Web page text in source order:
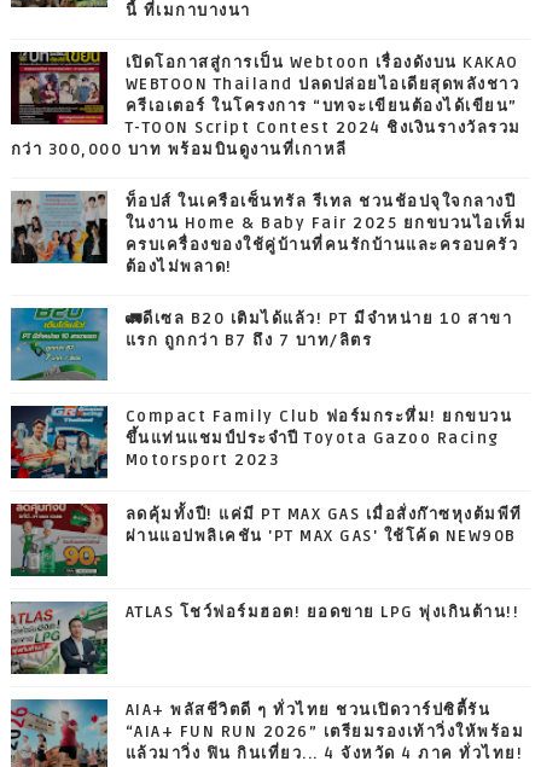
นี้ ที่เมกาบางนา
เปิดโอกาสสู่การเป็น Webtoon เรื่องดังบน KAKAO
WEBTOON Thailand ปลดปล่อยไอเดียสุดพลังชาว
ครีเอเตอร์ ในโครงการ “บทจะเขียนต้องได้เขียน”
T-TOON Script Contest 2024 ชิงเงินรางวัลรวม
กว่า 300,000 บาท พร้อมบินดูงานที่เกาหลี
ท็อปส์ ในเครือเซ็นทรัล รีเทล ชวนช้อปจุใจกลางปี
ในงาน Home & Baby Fair 2025 ยกขบวนไอเท็ม
ครบเครื่องของใช้คู่บ้านที่คนรักบ้านและครอบครัว
ต้องไม่พลาด!
🚛ดีเซล B20 เติมได้แล้ว! PT มีจำหน่าย 10 สาขา
แรก ถูกกว่า B7 ถึง 7 บาท/ลิตร
Compact Family Club ฟอร์มกระหึ่ม! ยกขบวน
ขึ้นแท่นแชมป์ประจำปี Toyota Gazoo Racing
Motorsport 2023
ลดคุ้มทั้งปี! แค่มี PT MAX GAS เมื่อสั่งก๊าซหุงต้มพีที
ผ่านแอปพลิเคชัน 'PT MAX GAS' ใช้โค้ด NEW90B
ATLAS โชว์ฟอร์มฮอต! ยอดขาย LPG พุ่งเกินต้าน!!
AIA+ พลัสชีวิตดี ๆ ทั่วไทย ชวนเปิดวาร์ปซิตี้รัน
“AIA+ FUN RUN 2026” เตรียมรองเท้าวิ่งให้พร้อม
แล้วมาวิ่ง ฟิน กินเที่ยว... 4 จังหวัด 4 ภาค ทั่วไทย!